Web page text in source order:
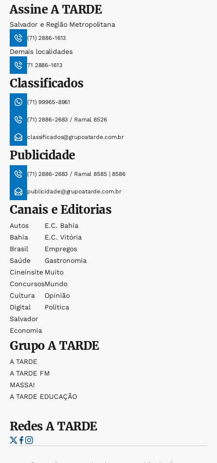
AssineA TARDE
Salvador e Região Metropolitana
(71) 2886-1613
Demais localidades
71 2886-1613
Classificados
(71) 99965-8961
(71) 2886-2683 / Ramal 8526
classificados@grupoatarde.com.br
Publicidade
(71) 2886-2683 / Ramal 8585 | 8586
publicidade@grupoatarde.com.br
Canais e Editorias
Autos
Bahia
Brasil
Saúde
Cineinsite
Concursos
Cultura
Digital
Salvador
Economia
E.c. Bahia
E.c. Vitória
Empregos
Gastronomia
Muito
Mundo
Opinião
Política
GrupoA TARDE
A TARDE
A TARDE FM
MASSA!
A TARDE EDUCAÇÃO
RedesA TARDE